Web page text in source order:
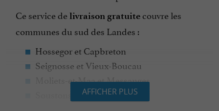
Ce service delivraison gratuite couvre les
communes du sud des Landes :
Hossegor et Capbreton
Seignosse et Vieux-Boucau
Moliets-et-Maa et Messanges
Soustons, Azur et Léon
AFFICHER PLUS